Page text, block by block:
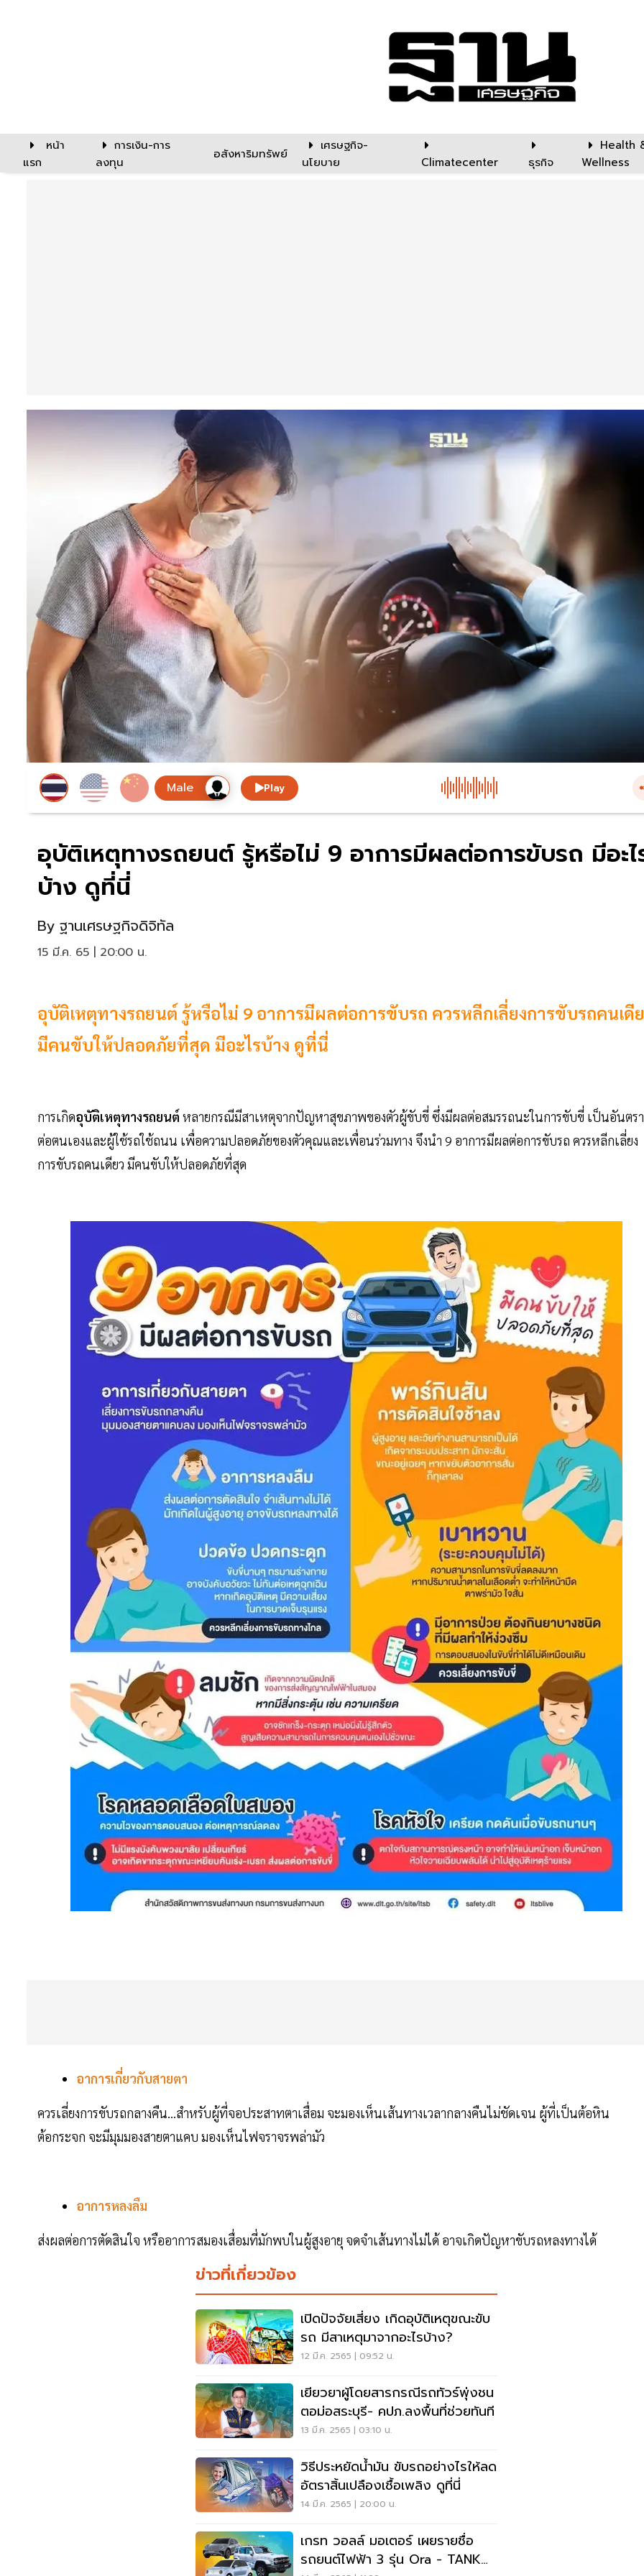
หน้า
แรก
การเงิน-การ
ลงทุน
อสังหาริมทรัพย์
เศรษฐกิจ-
นโยบาย
Climatecenter ธุรกิจ
Health
Wellness
Play
อุบัติเหตุทางรถยนต์ รู้หรือไม่ 9 อาการมีผลต่อการขับรถ มีอะไ
บ้าง ดูที่นี่
By ฐานเศรษฐกิจดิจิทัล
15 มี.ค. 65 | 20:00 น.
อุบัติเหตุทางรถยนต์ รู้หรือไม่ 9 อาการมีผลต่อการขับรถ ควรหลีกเลี่ยงการขับรถคนเดี
มีคนขับให้ปลอดภัยที่สุด มีอะไรบ้าง ดูที่นี่
การเกิดอุบัติเหตุทางรถยนต์ หลายกรณีมีสาเหตุจากปัญหาสุขภาพของตัวผู้ขับขี่ ซึ่งมีผลต่อสมรรถนะในการขับขี่ เป็นอันตร
ต่อตนเองและผู้ใช้รถใช้ถนน เพื่อความปลอดภัยของตัวคุณและเพื่อนร่วมทาง จึงนำ 9 อาการมีผลต่อการขับรถ ควรหลีกเลี่ยง
การขับรถคนเดียว มีคนขับให้ปลอดภัยที่สุด
อาการเกี่ยวกับสายตา
ควรเลี่ยงการขับรถกลางคืน…สำหรับผู้ที่จอประสาทตาเสื่อม จะมองเห็นเส้นทางเวลากลางคืนไม่ชัดเจน ผู้ที่เป็นต้อหิน
ต้อกระจก จะมีมุมมองสายตาแคบ มองเห็นไฟจราจรพล่ามัว
อาการหลงลืม
ส่งผลต่อการตัดสินใจ หรืออาการสมองเสื่อมที่มักพบในผู้สูงอายุ จดจำเส้นทางไม่ได้ อาจเกิดปัญหาขับรถหลงทางได้
ข่าวที่เกี่ยวข้อง
เปิดปัจจัยเสี่ยง เกิดอุบัติเหตุขณะขับ
รถ มีสาเหตุมาจากอะไรบ้าง?
12 มี.ค. 2565 | 09:52 น.
เยียวยาผู้โดยสารกรณีรถทัวร์พุ่งชน
ตอม่อสระบุรี- คปภ.ลงพื้นที่ช่วยทันที
13 มี.ค. 2565 | 03:10 น.
วิธีประหยัดน้ำมัน ขับรถอย่างไรให้ลด
อัตราสิ้นเปลืองเชื้อเพลิง ดูที่นี่
14 มี.ค. 2565 | 20:00 น.
เกรท วอลล์ มอเตอร์ เผยรายชื่อ
รถยนต์ไฟฟ้า 3 รุ่น Ora - TANK